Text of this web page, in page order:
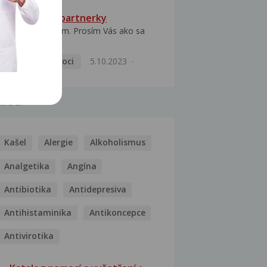
HPV typ 52 u partnerky
Dobrý deň prajem. Prosím Vás ako sa
Pohlavní nemoci
5.10.2023
Kašel Alergie Alkoholismus
Analgetika Angína
Antibiotika Antidepresiva
Antihistaminika Antikoncepce
Antivirotika